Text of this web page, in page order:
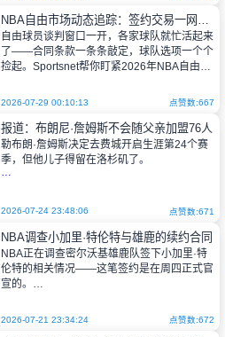
自由球员谈判窗口一开，各家球队就忙活起来
了——合同条款一条条敲定，球队选项一个个
捡起。Sportsnet帮你盯紧2026年NBA自由市
7月28日
前锋
2026-07-29 00:10:13 点赞数:667
报道：布朗尼·詹姆斯不会随父亲加盟76人
勒布朗·詹姆斯决定去费城开启生涯第24个赛
季，但他儿子得留在洛杉矶了。
上周五，詹姆斯在社交媒体上宣布加盟
挺决绝，毕竟都打第24年了。消息刚出
2026-07-24 23:48:06 点赞数:671
NBA调查小加里·特伦特与雄鹿的续约合同
NBA正在调查密尔沃基雄鹿队签下小加里·特
伦特的相关情况——这笔签约是在周四正式官
宣的。
2026-07-21 23:34:24 点赞数:672